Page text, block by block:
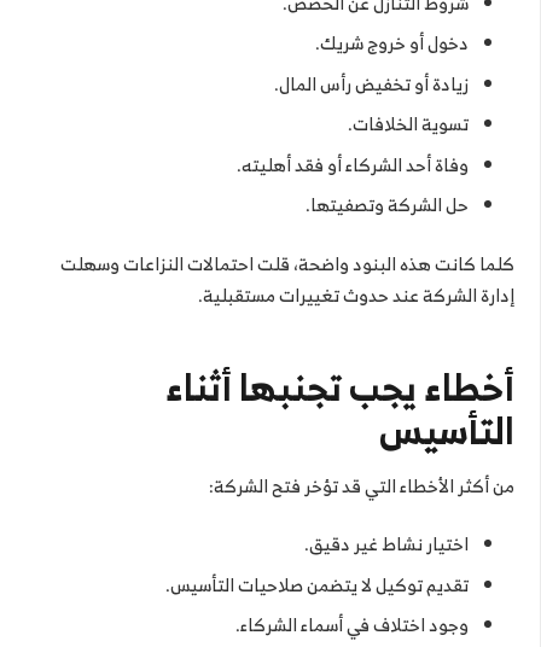
دخول أو خروج شريك.
زيادة أو تخفيض رأس المال.
تسوية الخلافات.
وفاة أحد الشركاء أو فقد أهليته.
حل الشركة وتصفيتها.
كلما كانت هذه البنود واضحة، قلت احتمالات النزاعات وسهلت
إدارة الشركة عند حدوث تغييرات مستقبلية.
أخطاء يجب تجنبها أثناء
التأسيس
من أكثر الأخطاء التي قد تؤخر فتح الشركة:
اختيار نشاط غير دقيق.
تقديم توكيل لا يتضمن صلاحيات التأسيس.
وجود اختلاف في أسماء الشركاء.